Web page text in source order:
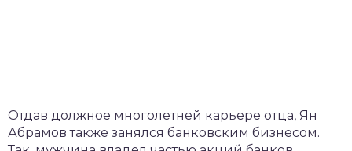
Отдав должное многолетней карьере отца, Ян
Абрамов также занялся банковским бизнесом.